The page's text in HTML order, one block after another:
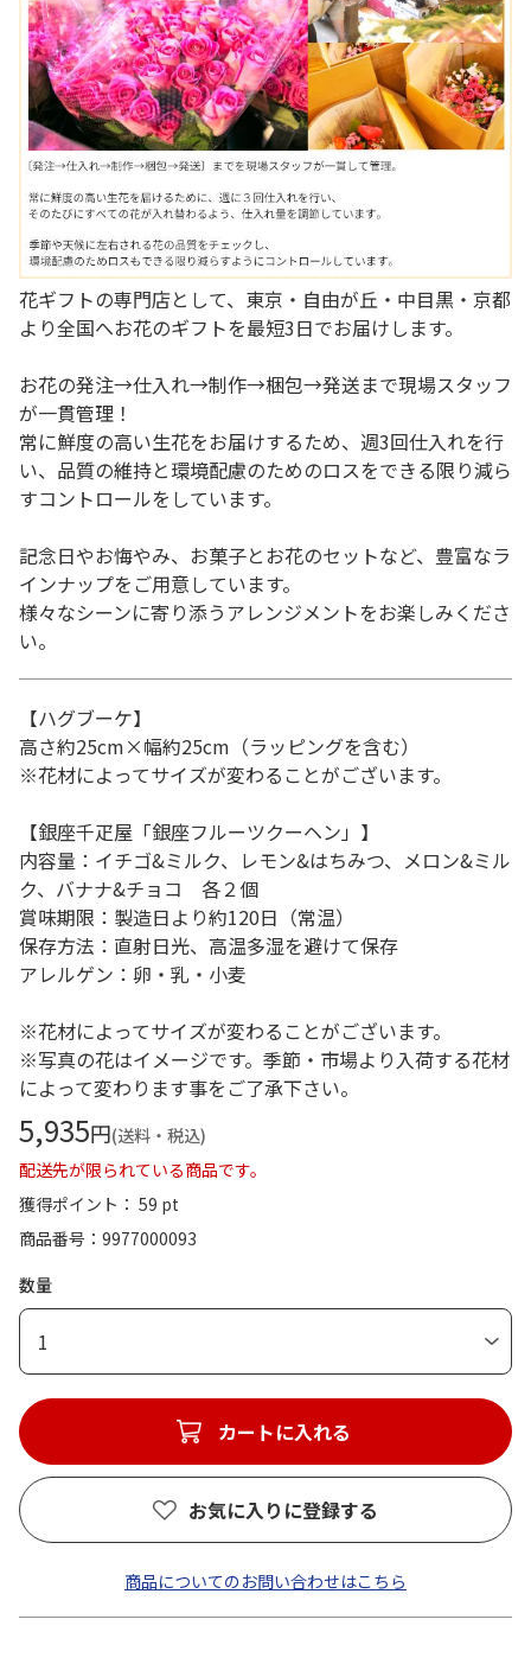
花ギフトの専門店として、東京・自由が丘・中目黒・京都
より全国へお花のギフトを最短3日でお届けします。
お花の発注→仕入れ→制作→梱包→発送まで現場スタッフ
が一貫管理！
常に鮮度の高い生花をお届けするため、週3回仕入れを行
い、品質の維持と環境配慮のためのロスをできる限り減ら
すコントロールをしています。
記念日やお悔やみ、お菓子とお花のセットなど、豊富なラ
インナップをご用意しています。
様々なシーンに寄り添うアレンジメントをお楽しみくださ
い。
【ハグブーケ】
高さ約25cm×幅約25cm（ラッピングを含む）
※花材によってサイズが変わることがございます。
【銀座千疋屋「銀座フルーツクーヘン」】
内容量：イチゴ&ミルク、レモン&はちみつ、メロン&ミル
ク、バナナ&チョコ 各２個
賞味期限：製造日より約120日（常温）
保存方法：直射日光、高温多湿を避けて保存
アレルゲン：卵・乳・小麦
※花材によってサイズが変わることがございます。
※写真の花はイメージです。季節・市場より入荷する花材
によって変わります事をご了承下さい。
5,935円(送料・税込)
配送先が限られている商品です。
獲得ポイント： 59 pt
商品番号
9977000093
数量
1
カートに入れる
お気に入りに登録する
商品についてのお問い合わせはこちら